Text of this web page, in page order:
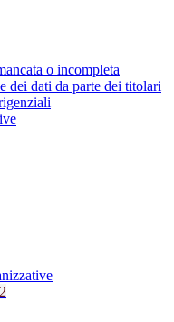
o incompleta
dei dati da parte dei titolari
2